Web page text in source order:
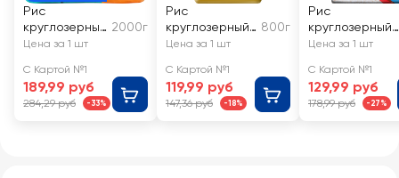
Рис
круглозерный
ЛЕНТА 1-й
2000г
Цена за 1 шт
С Картой №1
189,99 руб
284,29 руб -33%
Рис
круглозерный
ПАССИМ
ный высший
сорт
800г
Цена за 1 шт
С Картой №1
119,99 руб
147,36 руб -18%
Рис
круглозерный
МИСТРАЛЬ
сорт
Цена за 1 шт
С Картой №1
129,99 руб
178,99 руб -27%